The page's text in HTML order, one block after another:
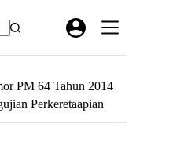
PM 64 Tahun 2014
Perkeretaapian